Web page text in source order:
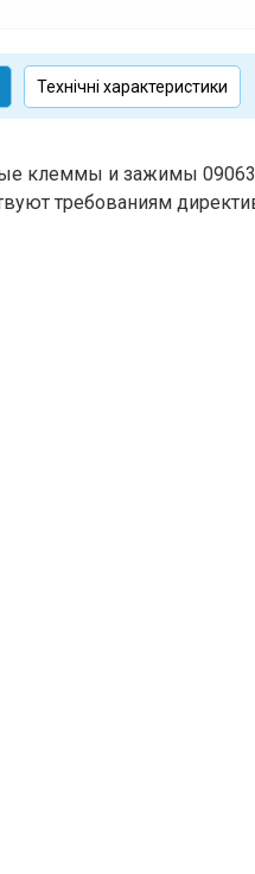
Технічні характеристики
клеммы и зажимы
требованиям